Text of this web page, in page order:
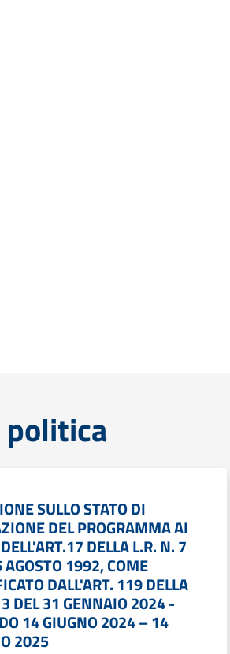
SULLO STATO DI
DEL PROGRAMMA AI
DELLA L.R. N. 7
AGOSTO 1992, COME
DALL'ART. 119 DELLA
DEL 31 GENNAIO 2024 -
14 GIUGNO 2024 – 14
2025